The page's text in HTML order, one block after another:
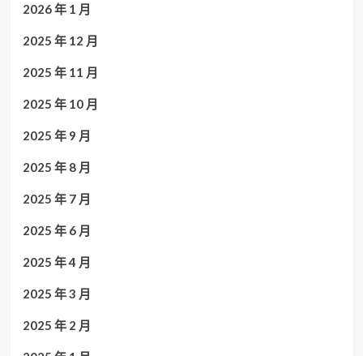
2026 年 1 月
2025 年 12 月
2025 年 11 月
2025 年 10 月
2025 年 9 月
2025 年 8 月
2025 年 7 月
2025 年 6 月
2025 年 4 月
2025 年 3 月
2025 年 2 月